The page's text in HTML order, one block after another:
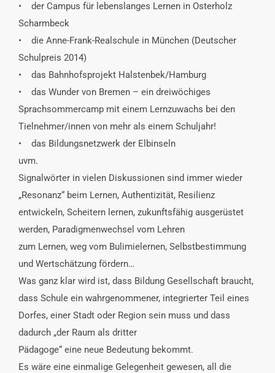
• der Campus für lebenslanges Lernen in Osterholz
Scharmbeck
• die Anne-Frank-Realschule in München (Deutscher
Schulpreis 2014)
• das Bahnhofsprojekt Halstenbek/Hamburg
• das Wunder von Bremen – ein dreiwöchiges
Sprachsommercamp mit einem Lernzuwachs bei den
Tielnehmer/innen von mehr als einem Schuljahr!
• das Bildungsnetzwerk der Elbinseln
uvm.
Signalwörter in vielen Diskussionen sind immer wieder
„Resonanz“ beim Lernen, Authentizität, Resilienz
entwickeln, Scheitern lernen, zukunftsfähig ausgerüstet
werden, Paradigmenwechsel vom Lehren
zum Lernen, weg vom Bulimielernen, Selbstbestimmung
und Wertschätzung fördern…
Was ganz klar wird ist, dass Bildung Gesellschaft braucht,
dass Schule ein wahrgenommener, integrierter Teil eines
Dorfes, einer Stadt oder Region sein muss und dass
dadurch „der Raum als dritter
Pädagoge“ eine neue Bedeutung bekommt.
Es wäre eine einmalige Gelegenheit gewesen, all die